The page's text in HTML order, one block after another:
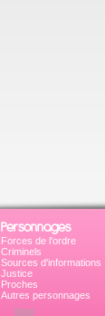
Personnages
Forces de l'ordre
Criminels
Sources d'informations
Justice
Proches
Autres personnages